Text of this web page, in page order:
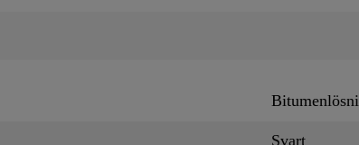
Svart